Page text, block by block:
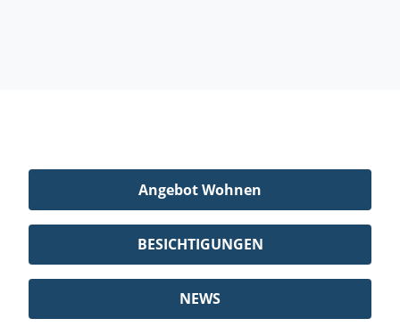
Angebot Wohnen
BESICHTIGUNGEN
NEWS